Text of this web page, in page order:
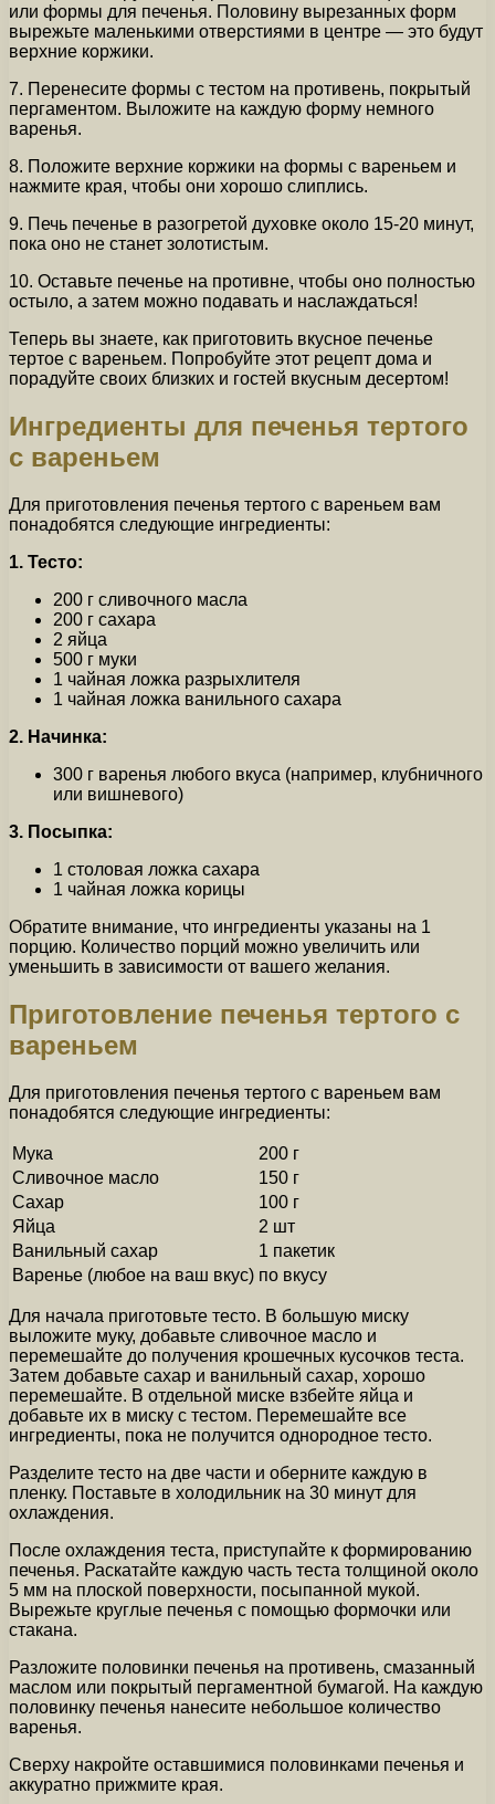
или формы для печенья. Половину вырезанных форм
вырежьте маленькими отверстиями в центре — это будут
верхние коржики.
7. Перенесите формы с тестом на противень, покрытый
пергаментом. Выложите на каждую форму немного
варенья.
8. Положите верхние коржики на формы с вареньем и
нажмите края, чтобы они хорошо слиплись.
9. Печь печенье в разогретой духовке около 15-20 минут,
пока оно не станет золотистым.
10. Оставьте печенье на противне, чтобы оно полностью
остыло, а затем можно подавать и наслаждаться!
Теперь вы знаете, как приготовить вкусное печенье
тертое с вареньем. Попробуйте этот рецепт дома и
порадуйте своих близких и гостей вкусным десертом!
Ингредиенты для печенья тертого
с вареньем
Для приготовления печенья тертого с вареньем вам
понадобятся следующие ингредиенты:
1. Тесто:
200 г сливочного масла
200 г сахара
2 яйца
500 г муки
1 чайная ложка разрыхлителя
1 чайная ложка ванильного сахара
2. Начинка:
300 г варенья любого вкуса (например, клубничного
или вишневого)
3. Посыпка:
1 столовая ложка сахара
1 чайная ложка корицы
Обратите внимание, что ингредиенты указаны на 1
порцию. Количество порций можно увеличить или
уменьшить в зависимости от вашего желания.
Приготовление печенья тертого с
вареньем
Для приготовления печенья тертого с вареньем вам
понадобятся следующие ингредиенты:
Мука
200 г
Сливочное масло
150 г
Сахар
100 г
Яйца
2 шт
Ванильный сахар
1 пакетик
Варенье (любое на ваш вкус) по вкусу
Для начала приготовьте тесто. В большую миску
выложите муку, добавьте сливочное масло и
перемешайте до получения крошечных кусочков теста.
Затем добавьте сахар и ванильный сахар, хорошо
перемешайте. В отдельной миске взбейте яйца и
добавьте их в миску с тестом. Перемешайте все
ингредиенты, пока не получится однородное тесто.
Разделите тесто на две части и оберните каждую в
пленку. Поставьте в холодильник на 30 минут для
охлаждения.
После охлаждения теста, приступайте к формированию
печенья. Раскатайте каждую часть теста толщиной около
5 мм на плоской поверхности, посыпанной мукой.
Вырежьте круглые печенья с помощью формочки или
стакана.
Разложите половинки печенья на противень, смазанный
маслом или покрытый пергаментной бумагой. На каждую
половинку печенья нанесите небольшое количество
варенья.
Сверху накройте оставшимися половинками печенья и
аккуратно прижмите края.